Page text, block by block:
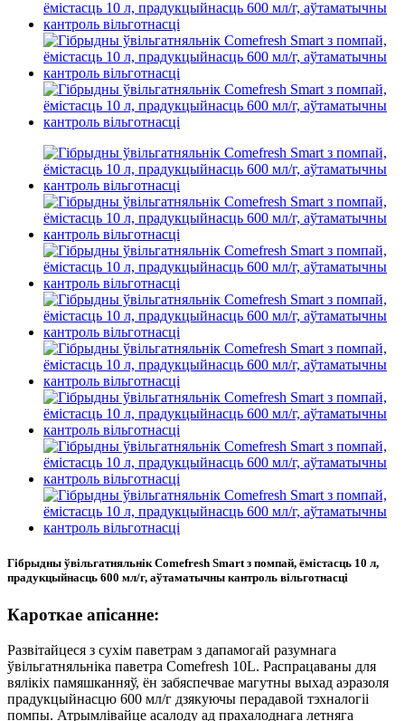
Гібрыдны ўвільгатняльнік Comefresh Smart з помпай, ёмістасць 10 л,
прадукцыйнасць 600 мл/г, аўтаматычны кантроль вільготнасці
Кароткае апісанне:
Развітайцеся з сухім паветрам з дапамогай разумнага
ўвільгатняльніка паветра Comefresh 10L. Распрацаваны для
вялікіх памяшканняў, ён забяспечвае магутны выхад аэразоля
прадукцыйнасцю 600 мл/г дзякуючы перадавой тэхналогіі
помпы. Атрымлівайце асалоду ад прахалоднага летняга